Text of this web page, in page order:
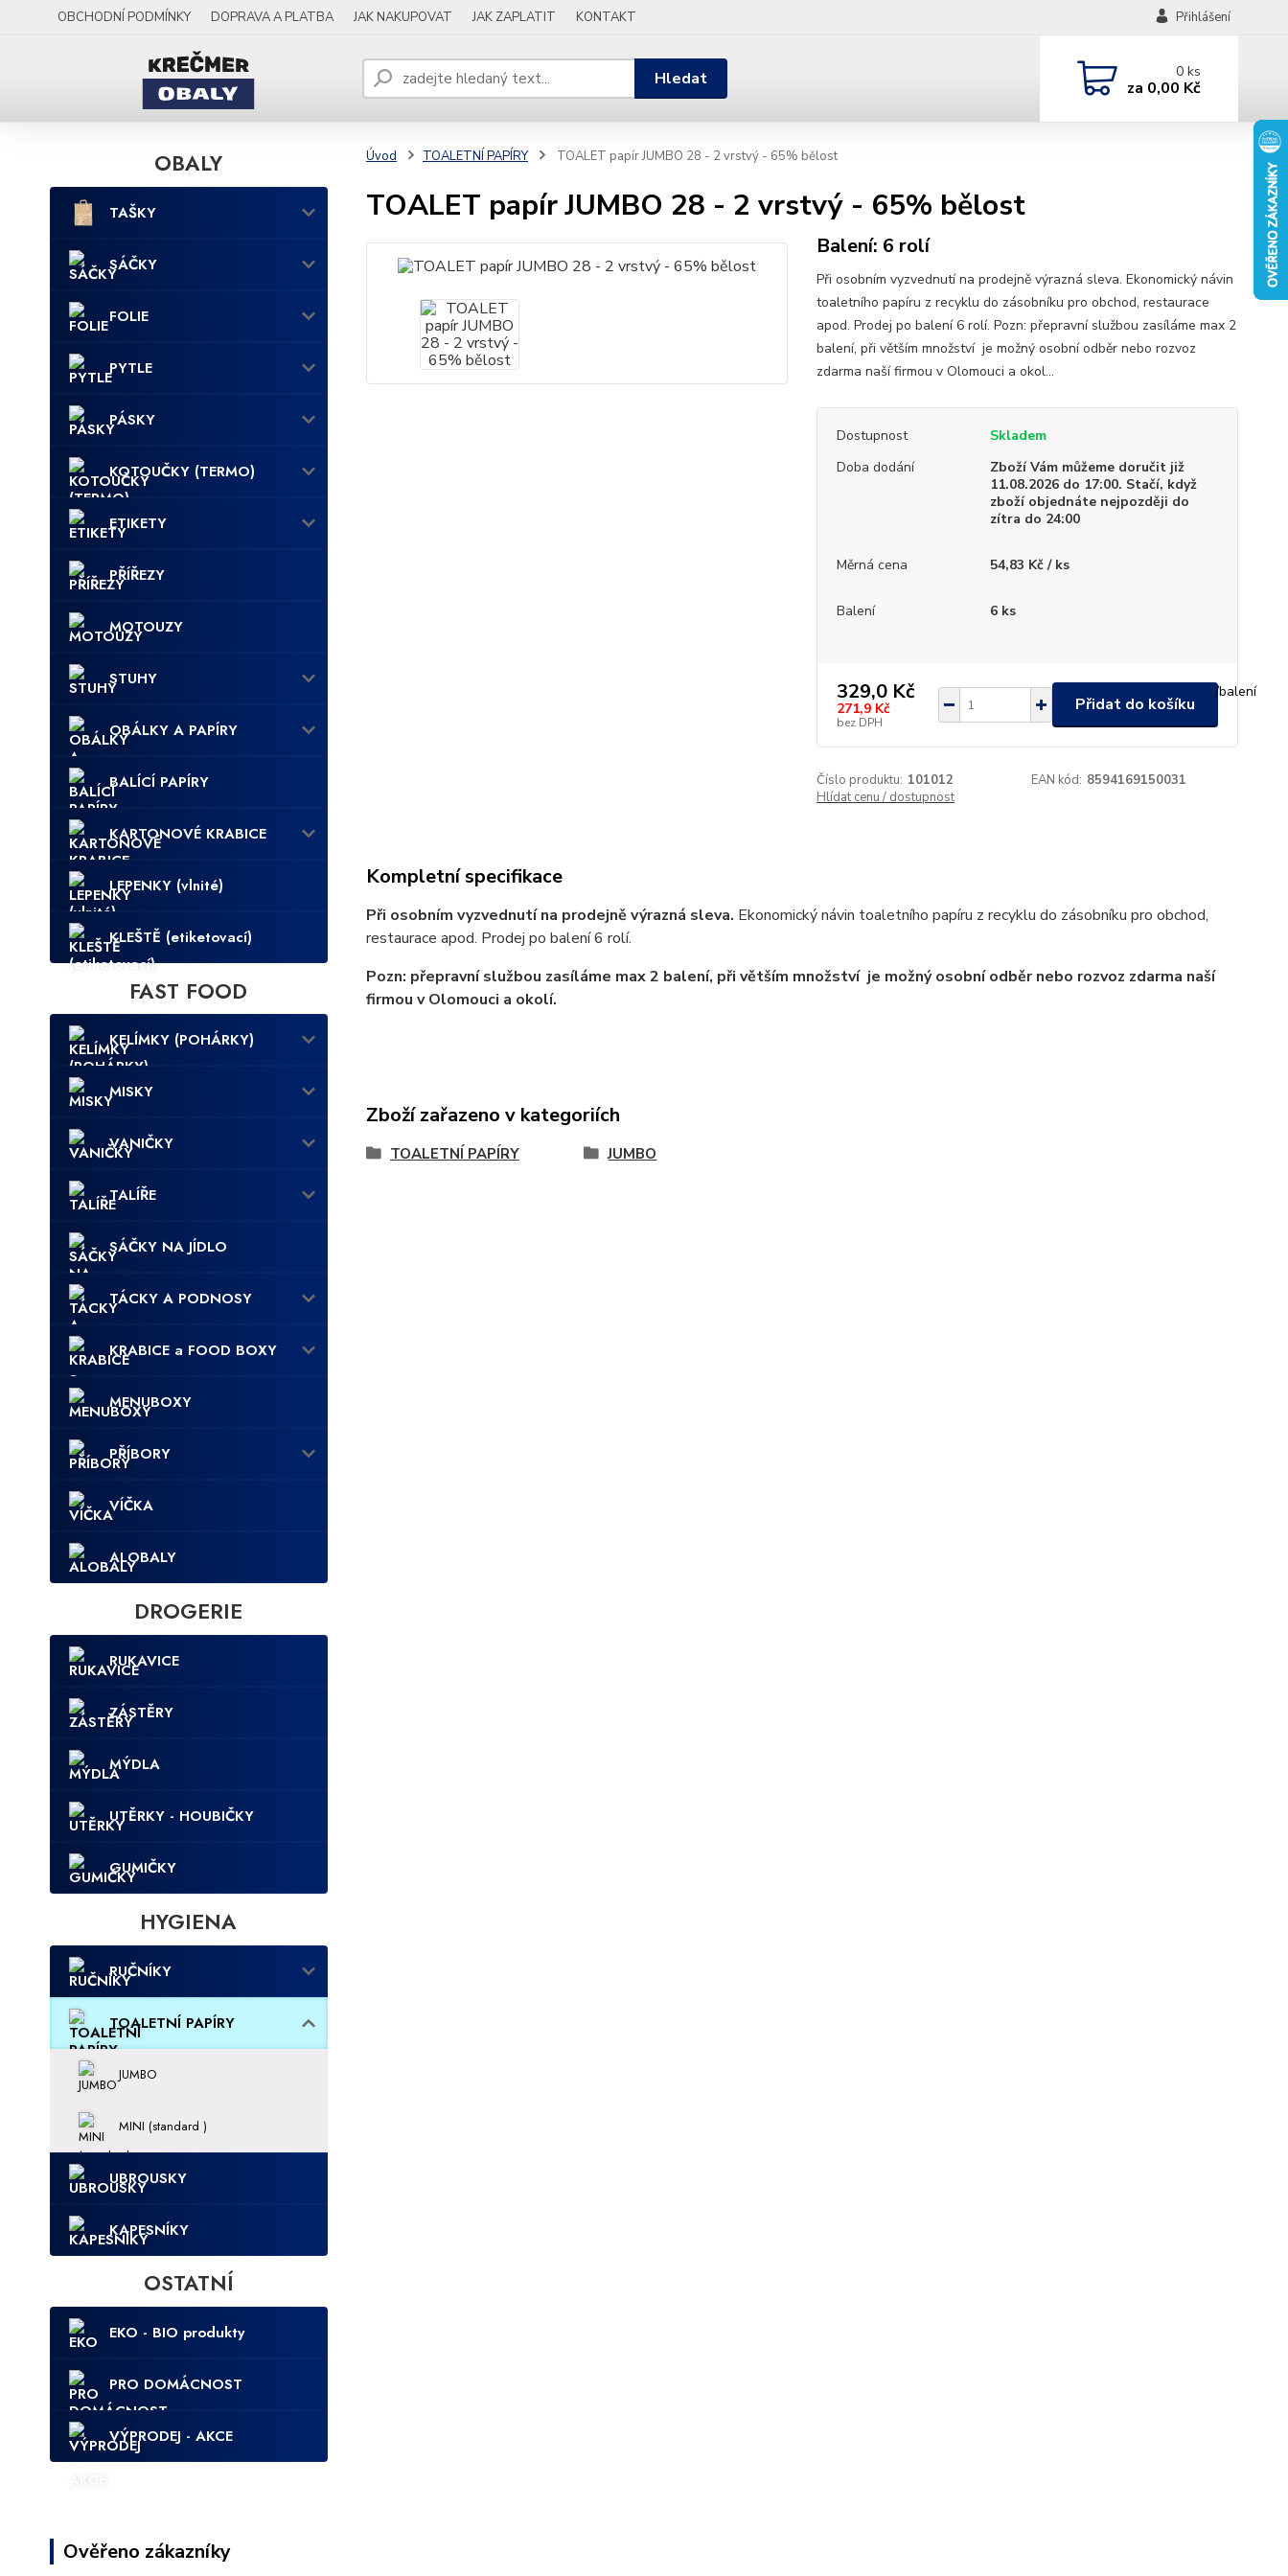
OBCHODNÍ PODMÍNKY DOPRAVA A PLATBA JAK NAKUPOVAT JAK ZAPLATIT KONTAKT Přihlášení
Hledat 0ks
za 0,00 Kč
OBALY
TAŠKY
SÁČKY
FOLIE
PYTLE
PÁSKY
KOTOUČKY (TERMO)
ETIKETY
PŘÍŘEZY
MOTOUZY
STUHY
OBÁLKY A PAPÍRY
BALÍCÍ PAPÍRY
KARTONOVÉ KRABICE
LEPENKY (vlnité)
KLEŠTĚ (etiketovací)
FAST FOOD
KELÍMKY (POHÁRKY)
MISKY
VANIČKY
TALÍŘE
SÁČKY NA JÍDLO
TÁCKY A PODNOSY
KRABICE a FOOD BOXY
MENUBOXY
PŘÍBORY
VÍČKA
ALOBALY
DROGERIE
RUKAVICE
ZÁSTĚRY
MÝDLA
UTĚRKY - HOUBIČKY
GUMIČKY
HYGIENA
RUČNÍKY
TOALETNÍ PAPÍRY
JUMBO
MINI (standard )
UBROUSKY
KAPESNÍKY
OSTATNÍ
EKO - BIO produkty
PRO DOMÁCNOST
VÝPRODEJ - AKCE
Ověřeno zákazníky
Úvod TOALETNÍ PAPÍRY TOALET papír JUMBO 28 - 2 vrstvý - 65% bělost
TOALET papír JUMBO 28 - 2 vrstvý - 65% bělost
Balení: 6 rolí
Při osobním vyzvednutí na prodejně výrazná sleva. Ekonomický návin
toaletního papíru z recyklu do zásobníku pro obchod, restaurace
apod. Prodej po balení 6 rolí. Pozn: přepravní službou zasíláme max 2
balení, při větším množství je možný osobní odběr nebo rozvoz
zdarma naší firmou v Olomouci a okol...
Dostupnost
Skladem
Doba dodání
Zboží Vám můžeme doručit již
11.08.2026 do 17:00. Stačí, když
zboží objednáte nejpozději do
zítra do 24:00
Měrná cena 54,83 Kč / ks
Balení 6 ks
329,0 Kč /balení
271,9 Kč
bez DPH
Přidat do košíku
Číslo produktu: 101012 EAN kód: 8594169150031
Hlídat cenu / dostupnost
Kompletní specifikace
Při osobním vyzvednutí na prodejně výrazná sleva. Ekonomický návin toaletního papíru z recyklu do zásobníku pro obchod,
restaurace apod. Prodej po balení 6 rolí.
Pozn: přepravní službou zasíláme max 2 balení, při větším množství je možný osobní odběr nebo rozvoz zdarma naší
firmou v Olomouci a okolí.
Zboží zařazeno v kategoriích
TOALETNÍ PAPÍRY JUMBO